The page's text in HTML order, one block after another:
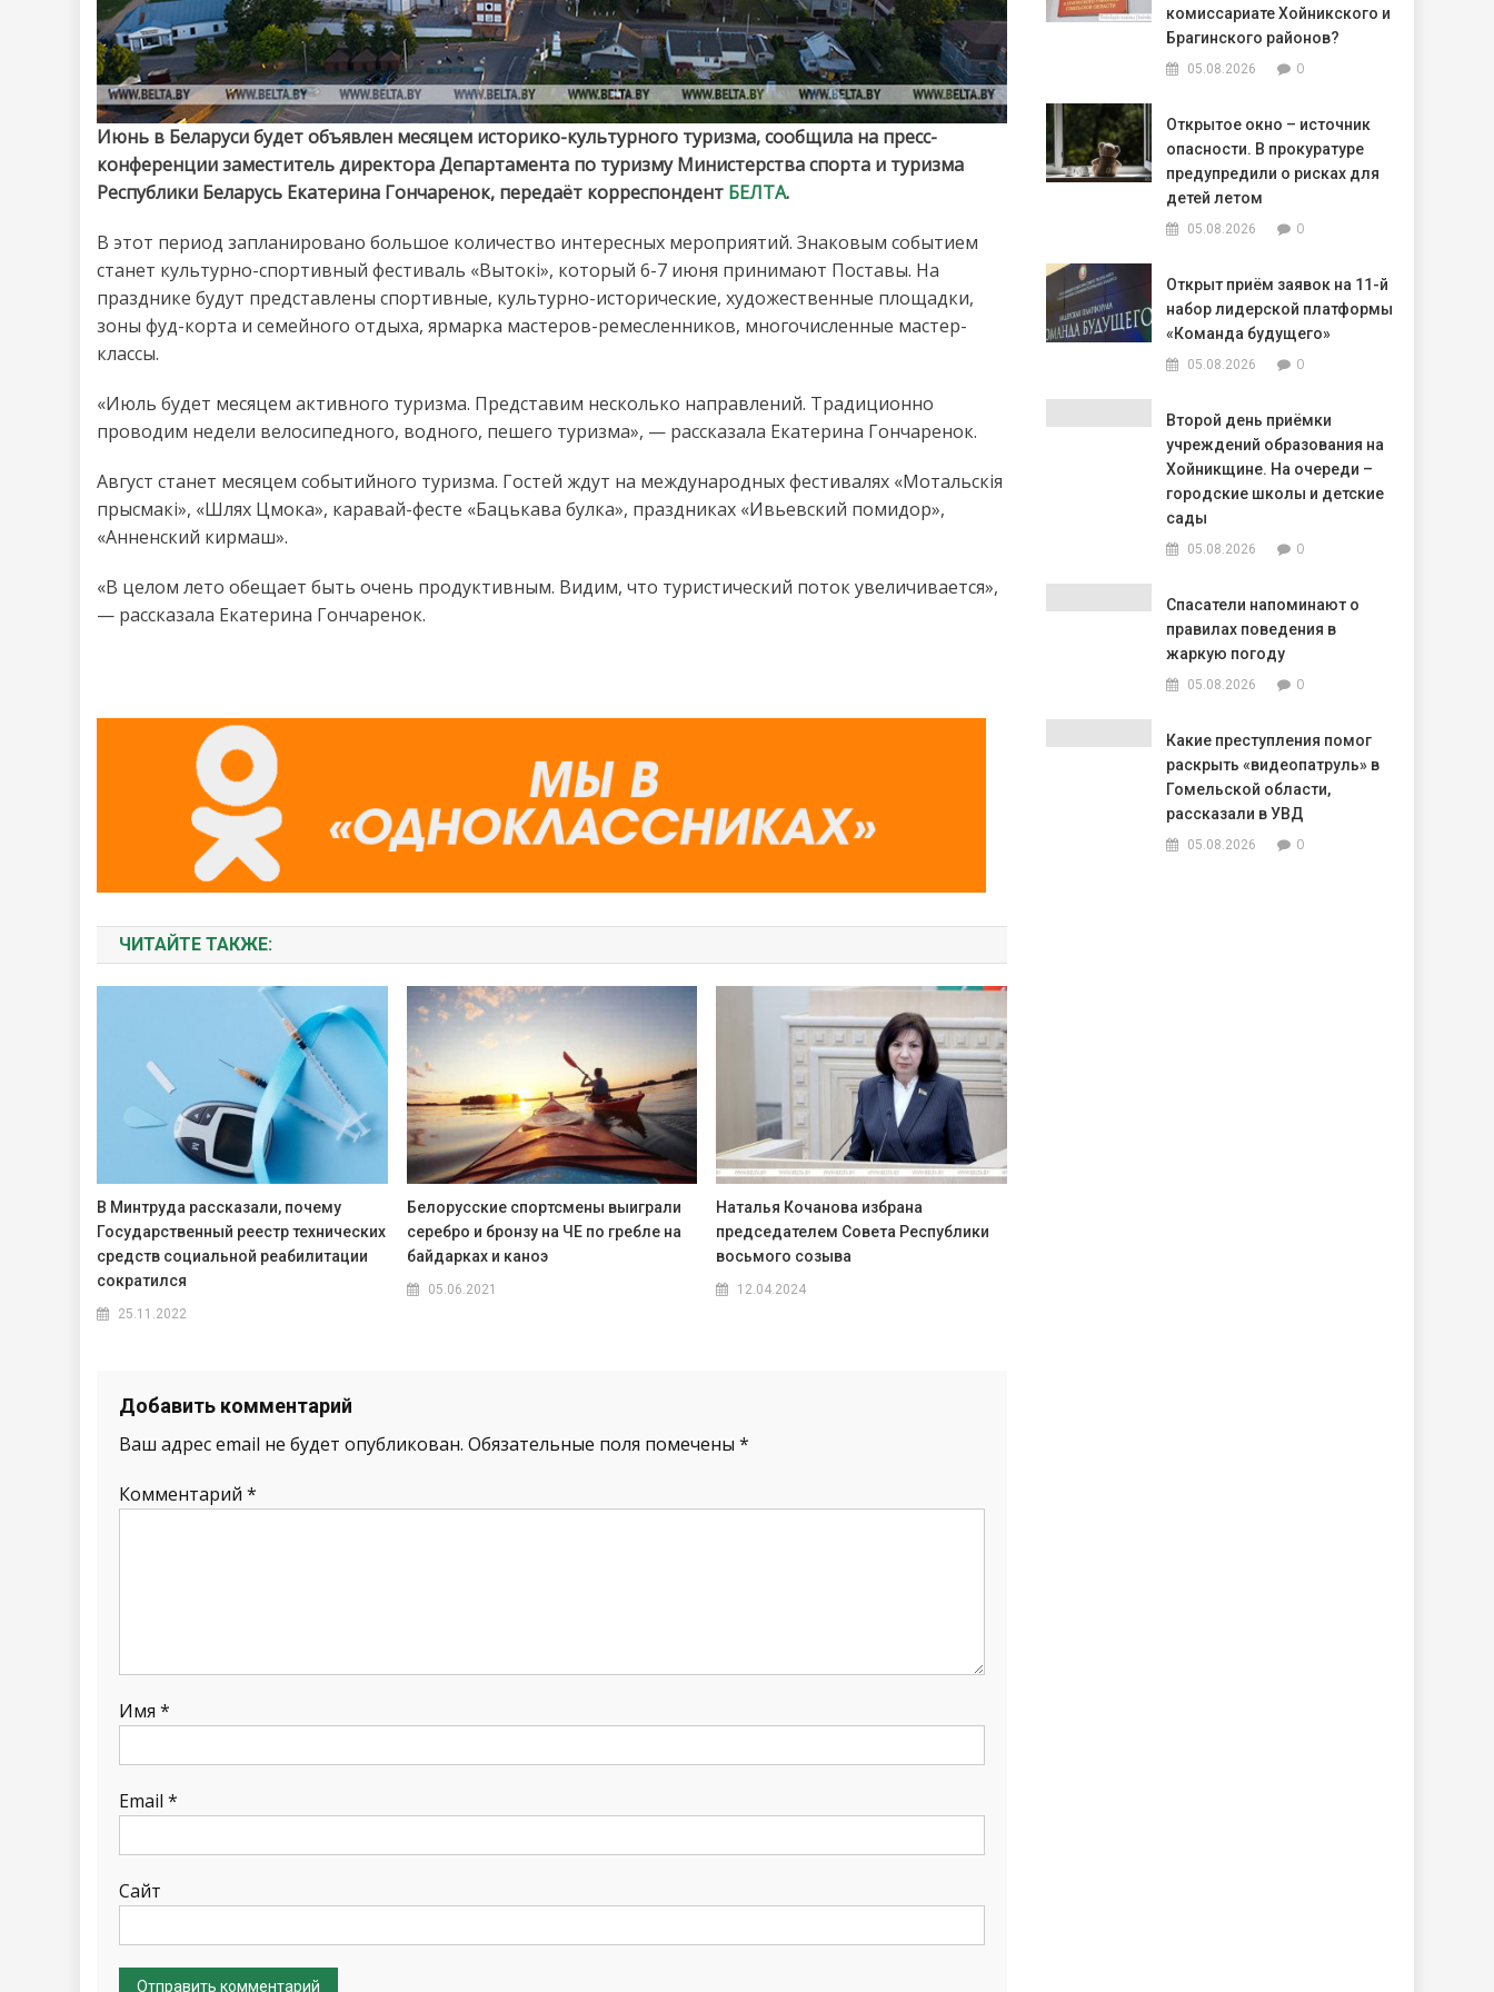
Июнь в Беларуси будет объявлен месяцем историко-культурного туризма, сообщила на пресс-
конференции заместитель директора Департамента по туризму Министерства спорта и туризма
Республики Беларусь Екатерина Гончаренок, передаёт корреспондент БЕЛТА.
В этот период запланировано большое количество интересных мероприятий. Знаковым событием
станет культурно-спортивный фестиваль «Вытокi», который 6-7 июня принимают Поставы. На
празднике будут представлены спортивные, культурно-исторические, художественные площадки,
зоны фуд-корта и семейного отдыха, ярмарка мастеров-ремесленников, многочисленные мастер-
классы.
«Июль будет месяцем активного туризма. Представим несколько направлений. Традиционно
проводим недели велосипедного, водного, пешего туризма», — рассказала Екатерина Гончаренок.
Август станет месяцем событийного туризма. Гостей ждут на международных фестивалях «Мотальскiя
прысмакi», «Шлях Цмока», каравай-фесте «Бацькава булка», праздниках «Ивьевский помидор»,
«Анненский кирмаш».
«В целом лето обещает быть очень продуктивным. Видим, что туристический поток увеличивается»,
— рассказала Екатерина Гончаренок.
ЧИТАЙТЕ ТАКЖЕ:
В Минтруда рассказали, почему
Государственный реестр технических
средств социальной реабилитации
сократился
25.11.2022
Белорусские спортсмены выиграли
cеребро и бронзу на ЧЕ по гребле на
байдарках и каноэ
05.06.2021
Наталья Кочанова избрана
председателем Совета Республики
восьмого созыва
12.04.2024
Добавить комментарий
Ваш адрес email не будет опубликован. Обязательные поля помечены *
Комментарий *
Имя *
Email *
Сайт
комиссариате Хойникского и
Брагинского районов?
05.08.2026 0
Открытое окно – источник
опасности. В прокуратуре
предупредили о рисках для
детей летом
05.08.2026 0
Открыт приём заявок на 11-й
набор лидерской платформы
«Команда будущего»
05.08.2026 0
Второй день приёмки
учреждений образования на
Хойникщине. На очереди –
городские школы и детские
сады
05.08.2026 0
Спасатели напоминают о
правилах поведения в
жаркую погоду
05.08.2026 0
Какие преступления помог
раскрыть «видеопатруль» в
Гомельской области,
рассказали в УВД
05.08.2026 0